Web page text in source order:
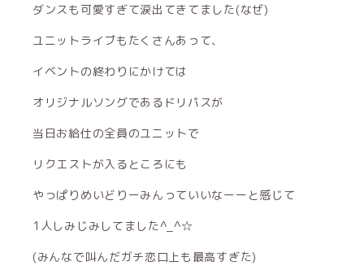
ダンスも可愛すぎて涙出てきてました(なぜ)
ユニットライブもたくさんあって、
イベントの終わりにかけては
オリジナルソングであるドリパスが
当日お給仕の全員のユニットで
リクエストが入るところにも
やっぱりめいどりーみんっていいなーーと感じて
1人しみじみしてました‎^_^☆
(みんなで叫んだガチ恋口上も最高すぎた)